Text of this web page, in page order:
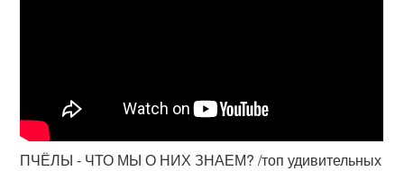
ПЧЁЛЫ - ЧТО МЫ О НИХ ЗНАЕМ? /топ удивительных